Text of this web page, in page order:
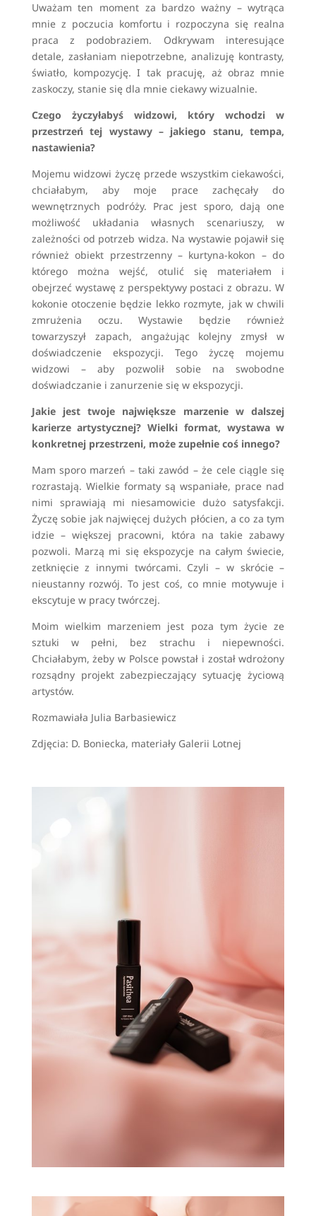
Uważam ten moment za bardzo ważny – wytrąca
mnie z poczucia komfortu i rozpoczyna się realna
praca z podobraziem. Odkrywam interesujące
detale, zasłaniam niepotrzebne, analizuję kontrasty,
światło, kompozycję. I tak pracuję, aż obraz mnie
zaskoczy, stanie się dla mnie ciekawy wizualnie.
Czego życzyłabyś widzowi, który wchodzi w
przestrzeń tej wystawy – jakiego stanu, tempa,
nastawienia?
Mojemu widzowi życzę przede wszystkim ciekawości,
chciałabym, aby moje prace zachęcały do
wewnętrznych podróży. Prac jest sporo, dają one
możliwość układania własnych scenariuszy, w
zależności od potrzeb widza. Na wystawie pojawił się
również obiekt przestrzenny – kurtyna-kokon – do
którego można wejść, otulić się materiałem i
obejrzeć wystawę z perspektywy postaci z obrazu. W
kokonie otoczenie będzie lekko rozmyte, jak w chwili
zmrużenia oczu. Wystawie będzie również
towarzyszył zapach, angażując kolejny zmysł w
doświadczenie ekspozycji. Tego życzę mojemu
widzowi – aby pozwolił sobie na swobodne
doświadczanie i zanurzenie się w ekspozycji.
Jakie jest twoje największe marzenie w dalszej
karierze artystycznej? Wielki format, wystawa w
konkretnej przestrzeni, może zupełnie coś innego?
Mam sporo marzeń – taki zawód – że cele ciągle się
rozrastają. Wielkie formaty są wspaniałe, prace nad
nimi sprawiają mi niesamowicie dużo satysfakcji.
Życzę sobie jak najwięcej dużych płócien, a co za tym
idzie – większej pracowni, która na takie zabawy
pozwoli. Marzą mi się ekspozycje na całym świecie,
zetknięcie z innymi twórcami. Czyli – w skrócie –
nieustanny rozwój. To jest coś, co mnie motywuje i
ekscytuje w pracy twórczej.
Moim wielkim marzeniem jest poza tym życie ze
sztuki w pełni, bez strachu i niepewności.
Chciałabym, żeby w Polsce powstał i został wdrożony
rozsądny projekt zabezpieczający sytuację życiową
artystów.
Rozmawiała Julia Barbasiewicz
Zdjęcia: D. Boniecka, materiały Galerii Lotnej